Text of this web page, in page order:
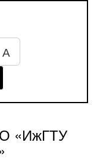
А
«ИжГТУ